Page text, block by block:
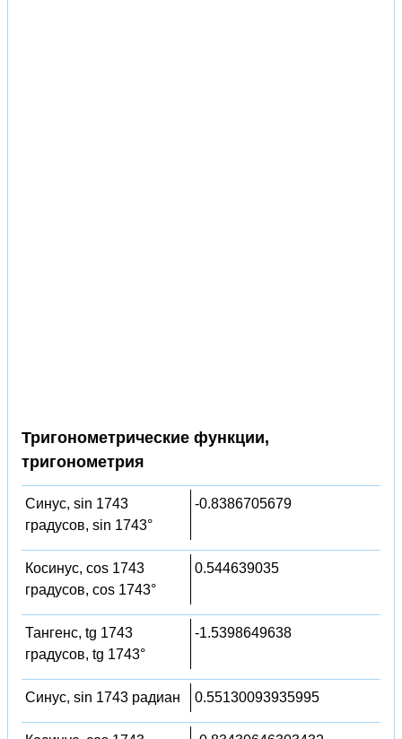
Тригонометрические функции,
тригонометрия
Синус, sin 1743
градусов, sin 1743°
-0.8386705679
Косинус, cos 1743
градусов, cos 1743°
0.544639035
Тангенс, tg 1743
градусов, tg 1743°
-1.5398649638
Синус, sin 1743 радиан 0.55130093935995